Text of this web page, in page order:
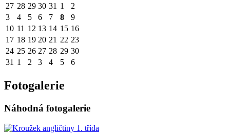
27 28 29 30 31 1
2
3
4 5 6 7 8
9
10 11 12 13 14 15 16
17 18 19 20 21 22 23
24 25 26 27 28 29 30
31 1 2 3 4 5 6
Fotogalerie
Náhodná fotogalerie